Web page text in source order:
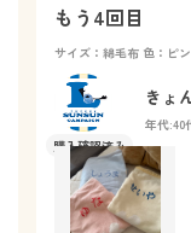
もう4回目
サイズ：綿毛布 色：ピ
きょ
年代:40